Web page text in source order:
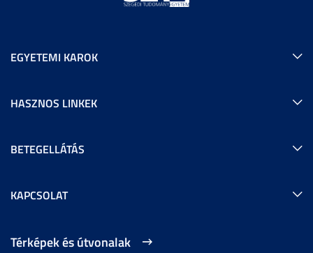
EGYETEMI KAROK
HASZNOS LINKEK
BETEGELLÁTÁS
KAPCSOLAT
Térképek és útvonalak